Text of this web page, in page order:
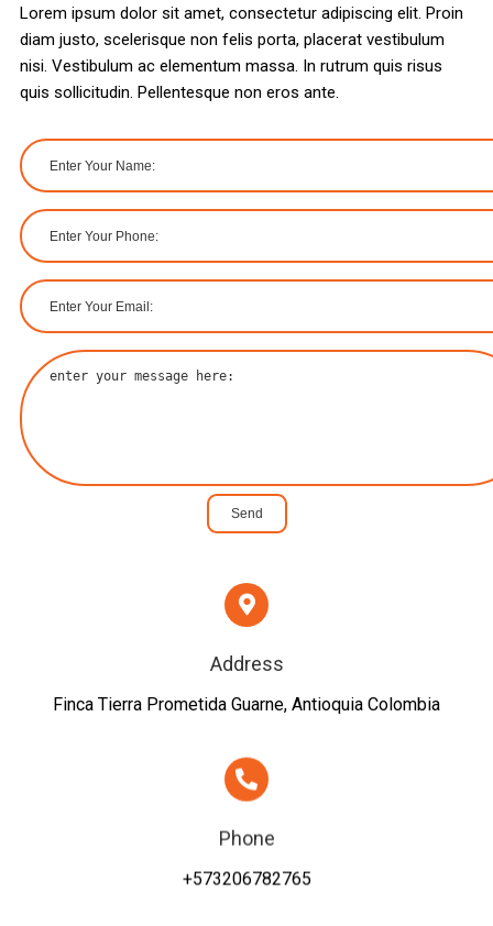
Lorem ipsum dolor sit amet, consectetur adipiscing elit. Proin
diam justo, scelerisque non felis porta, placerat vestibulum
nisi. Vestibulum ac elementum massa. In rutrum quis risus
quis sollicitudin. Pellentesque non eros ante.
Send
Address
Finca Tierra Prometida Guarne, Antioquia Colombia
Phone
+573206782765